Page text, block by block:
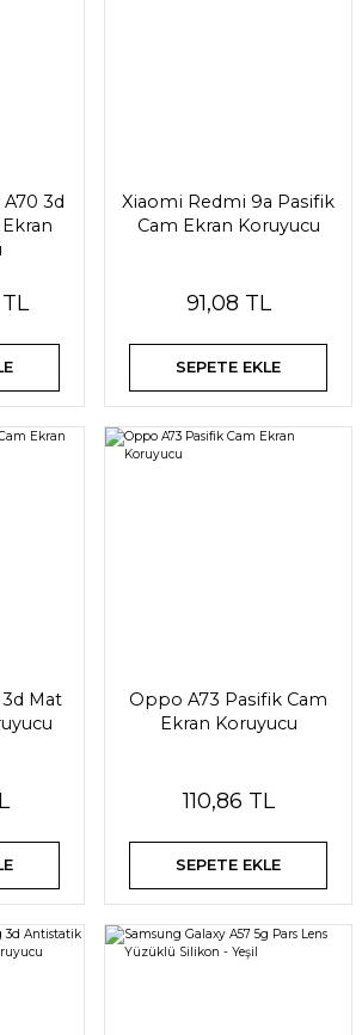
3d
Xiaomi Redmi 9a Pasifik
Cam Ekran Koruyucu
91,08 TL
SEPETE EKLE
Mat
Oppo A73 Pasifik Cam
Ekran Koruyucu
110,86 TL
SEPETE EKLE